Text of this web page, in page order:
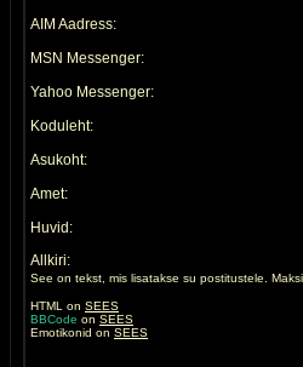
AIM Aadress:
MSN Messenger:
Yahoo Messenger:
Koduleht:
Asukoht:
Amet:
Huvid:
Allkiri:
See on tekst, mis lisatakse su postitustele.
HTML on SEES
BBCode on SEES
Emotikonid on SEES